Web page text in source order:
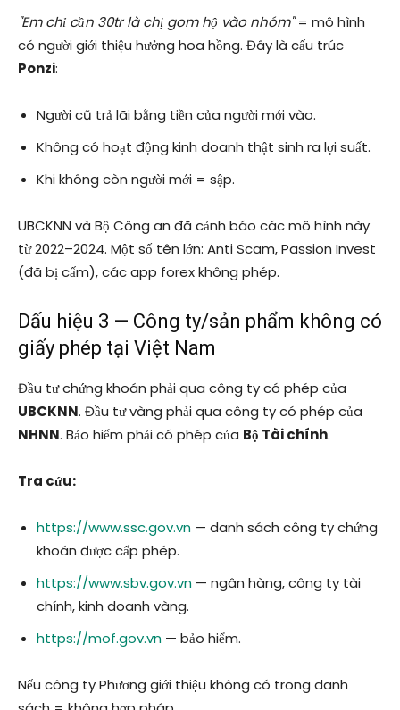
"Em chỉ cần 30tr là chị gom hộ vào nhóm"= mô hình
có người giới thiệu hưởng hoa hồng. Đây là cấu trúc
Ponzi:
Người cũ trả lãi bằng tiền của người mới vào.
Không có hoạt động kinh doanh thật sinh ra lợi suất.
Khi không còn người mới = sập.
UBCKNN và Bộ Công an đã cảnh báo các mô hình này
từ 2022–2024. Một số tên lớn: Anti Scam, Passion Invest
(đã bị cấm), các app forex không phép.
Dấu hiệu 3 — Công ty/sản phẩm không có
giấy phép tại Việt Nam
Đầu tư chứng khoán phải qua công ty có phép của
UBCKNN. Đầu tư vàng phải qua công ty có phép của
NHNN. Bảo hiểm phải có phép của Bộ Tài chính.
Tra cứu:
https://www.ssc.gov.vn — danh sách công ty chứng
khoán được cấp phép.
https://www.sbv.gov.vn — ngân hàng, công ty tài
chính, kinh doanh vàng.
https://mof.gov.vn — bảo hiểm.
Nếu công ty Phương giới thiệu không có trong danh